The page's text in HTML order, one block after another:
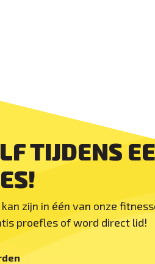
TIJDENS
zijn in één van onze
proefles of word direct lid!